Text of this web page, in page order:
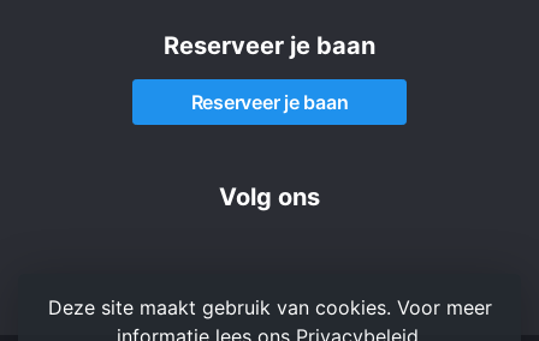
Reserveer je baan
Reserveer je baan
Volg ons
Deze site maakt gebruik van cookies. Voor meer
informatie lees ons Privacybeleid